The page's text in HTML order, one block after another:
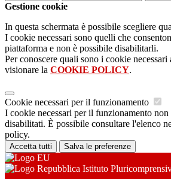
Gestione cookie
In questa schermata è possibile scegliere
I cookie necessari sono quelli che
piattaforma e non è possibile disabilitarli.
Per conoscere quali sono i cookie
visionare la COOKIE POLICY.
Cookie necessari per il funzionamento
I cookie necessari per il funzionamento non
disabilitati. È possibile consultare l'elenco
policy.
Accetta tutti Salva le preferenze
Istituto